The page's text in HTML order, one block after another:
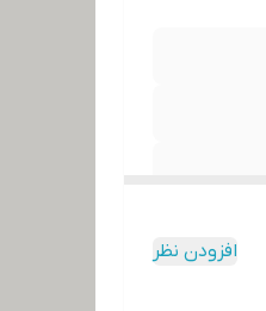
افزودن نظر